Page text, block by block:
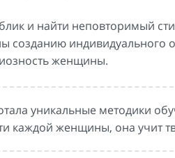
и найти неповторимый
созданию индивидуального
женщины.
уникальные методики
каждой женщины, она учит